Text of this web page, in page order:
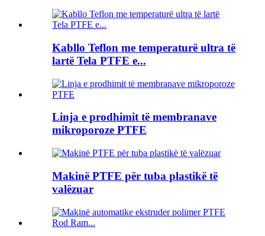
Kabllo Teflon me temperaturë ultra të
lartë Tela PTFE e...
Linja e prodhimit të membranave
mikroporoze PTFE
Makinë PTFE për tuba plastikë të
valëzuar